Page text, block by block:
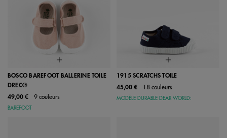
BOSCO BAREFOOT BALLERINE TOILE
DREC®
49,00 €
9 couleurs
BAREFOOT
1915 SCRATCHS TOILE
45,00 €
18 couleurs
MODÈLE DURABLE DEAR WORLD: